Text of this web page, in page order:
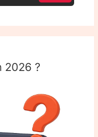
2026 ?